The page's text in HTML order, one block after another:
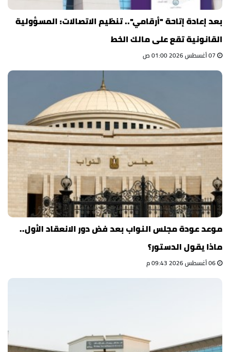
بعد إعادة إتاحة "أرقامي".. تنظيم الاتصالات: المسؤولية
القانونية تقع على مالك الخط
موعد عودة مجلس النواب بعد فض دور الانعقاد الأول..
ماذا يقول الدستور؟